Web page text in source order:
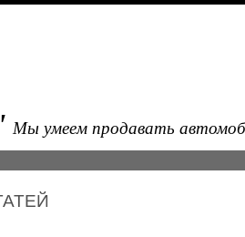
Мы умеем продавать